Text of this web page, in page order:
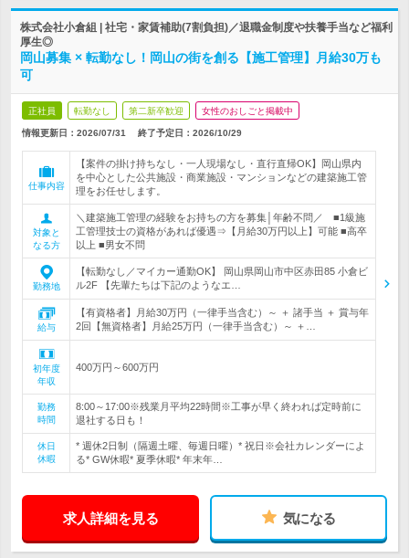
株式会社小倉組 | 社宅・家賃補助(7割負担)／退職金制度や扶養手当など福利
厚生◎
岡山募集 × 転勤なし！岡山の街を創る【施工管理】月給30万も
可
正社員 転勤なし 第二新卒歓迎 女性のおしごと掲載中
情報更新日：2026/07/31 終了予定日： 2026/10/29
仕事内容
【案件の掛け持ちなし・一人現場なし・直行直帰OK】岡山県内
を中心とした公共施設・商業施設・マンションなどの建築施工管
理をお任せします。
対象と
なる方
＼建築施工管理の経験をお持ちの方を募集│年齢不問／ ■1級施
工管理技士の資格があれば優遇⇒【月給30万円以上】可能 ■高卒
以上 ■男女不問
勤務地
【転勤なし／マイカー通勤OK】 岡山県岡山市中区赤田85 小倉ビ
ル2F 【先輩たちは下記のようなエ…
給与
【有資格者】月給30万円（一律手当含む）～ ＋ 諸手当 ＋ 賞与年
2回【無資格者】月給25万円（一律手当含む）～ ＋…
初年度
年収
400万円～600万円
勤務
時間
8:00～17:00※残業月平均22時間※工事が早く終われば定時前に
退社する日も！
休日
休暇
* 週休2日制（隔週土曜、毎週日曜）* 祝日※会社カレンダーによ
る* GW休暇* 夏季休暇* 年末年…
求人詳細を見る 気になる